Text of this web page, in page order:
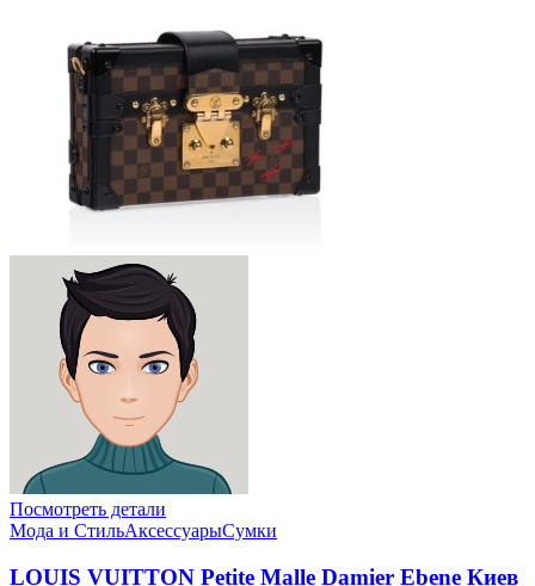
Посмотреть детали
Мода и СтильАксессуарыСумки
LOUIS VUITTON Petite Malle Damier Ebene Киев